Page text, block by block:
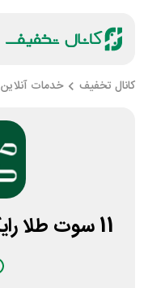
کانال تخفیف خدمات آنلاین
11 سوت طلا رایگان با کد معرف ملی گلد